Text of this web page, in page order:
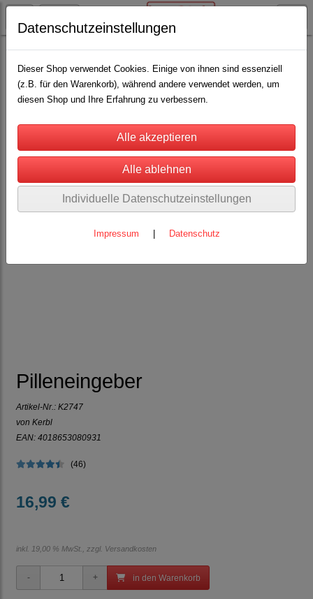
Schäfereibedarf Eingabespritzen / Drencher(11)
Pilleneingeber(1)
Pilleneingeber
Artikel-Nr.: K2747
von Kerbl
EAN: 4018653080931
(46)
16,99 €
inkl. 19,00 % MwSt., zzgl. Versandkosten
in den Warenkorb
Datenschutzeinstellungen
Dieser Shop verwendet Cookies. Einige von ihnen sind essenziell
(z.B. für den Warenkorb), während andere verwendet werden, um
diesen Shop und Ihre Erfahrung zu verbessern.
Individuelle Datenschutzeinstellungen
Impressum Datenschutz